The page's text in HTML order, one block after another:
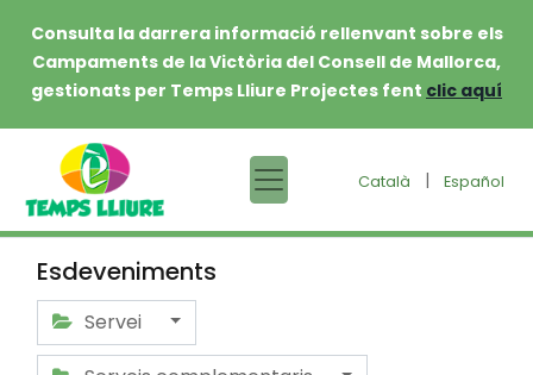
Consulta la darrera informació rellenvant sobre els
Campaments de la Victòria del Consell de Mallorca,
gestionats per Temps Lliure Projectes fent clic aquí
Català | Español
Esdeveniments
Servei